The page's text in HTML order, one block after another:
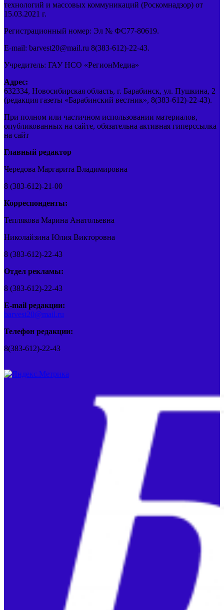
технологий и массовых коммуникаций (Роскомнадзор) от
15.03.2021 г.
Регистрационный номер: Эл № ФС77-80619.
E-mail: barvest20@mail.ru 8(383-612)-22-43.
Учредитель: ГАУ НСО «РегионМедиа»
Адрес:
632334, Новосибирская область, г. Барабинск, ул. Пушкина, 2
(редакция газеты «Барабинский вестник», 8(383-612)-22-43).
При полном или частичном использовании материалов,
опубликованных на сайте, обязательна активная гиперссылка
на сайт
Главный редактор
Чередова Маргарита Владимировна
8 (383-612)-21-00
Корреспонденты:
Теплякова Марина Анатольевна
Николайзина Юлия Викторовна
8 (383-612)-22-43
Отдел рекламы:
8 (383-612)-22-43
E-mail редакции:
barvest20@mail.ru
Телефон редакции:
8(383-612)-22-43